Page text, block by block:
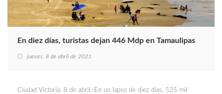
En diez días, turistas dejan 446 Mdp en Tamaulipas
jueves, 8 de abril de 2021
Ciudad Victoria, 8 de abril.-En un lapso de diez días, 525 mil